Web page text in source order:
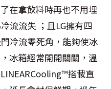
在拿飲料時再也不用埋
流流失 ；且LG擁有四
冷流零死角，能夠使冰
冰箱經常開開關關，溫
搭載直